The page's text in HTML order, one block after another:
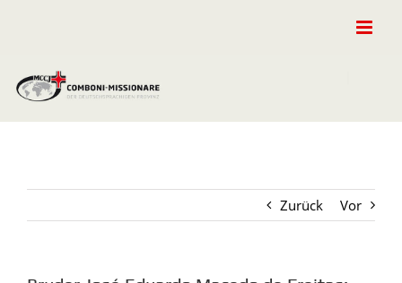
Zurück Vor